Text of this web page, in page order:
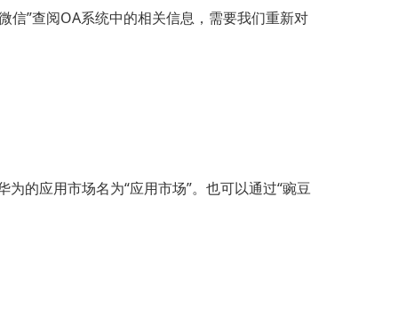
信”查阅OA系统中的相关信息，需要我们重新对
的应用市场名为“应用市场”。也可以通过“豌豆